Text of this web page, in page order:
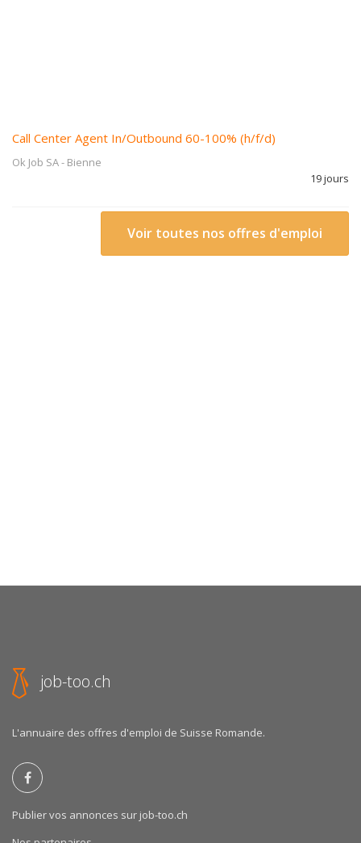
Call Center Agent In/Outbound 60-100% (h/f/d)
Ok Job SA- Bienne
19 jours
Voir toutes nos offres d'emploi
job-too.ch
L'annuaire des offres d'emploi de Suisse Romande.
Publier vos annonces sur job-too.ch